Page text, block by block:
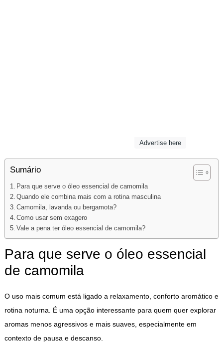
Advertise here
Sumário
Para que serve o óleo essencial de camomila
Quando ele combina mais com a rotina masculina
Camomila, lavanda ou bergamota?
Como usar sem exagero
Vale a pena ter óleo essencial de camomila?
Para que serve o óleo essencial
de camomila
O uso mais comum está ligado a relaxamento, conforto aromático e
rotina noturna. É uma opção interessante para quem quer explorar
aromas menos agressivos e mais suaves, especialmente em
contexto de pausa e descanso.